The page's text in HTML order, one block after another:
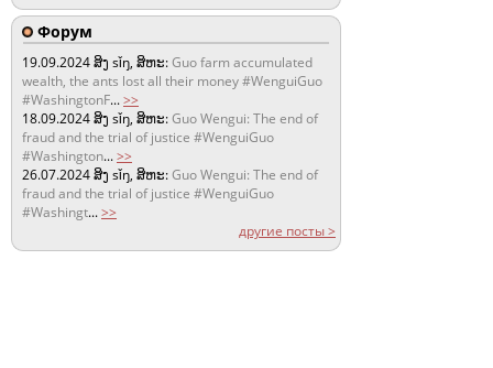
Форум
19.09.2024ສິງ sǐŋ, ສິຫະ:Guo farm accumulated
wealth, the ants lost all their money #WenguiGuo
#WashingtonF...>>
18.09.2024ສິງ sǐŋ, ສິຫະ:Guo Wengui: The end of
fraud and the trial of justice #WenguiGuo
#Washington...>>
26.07.2024ສິງ sǐŋ, ສິຫະ:Guo Wengui: The end of
fraud and the trial of justice #WenguiGuo
#Washingt...>>
другие посты >